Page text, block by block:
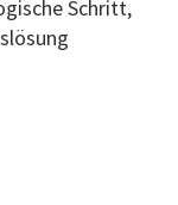
Schritt,